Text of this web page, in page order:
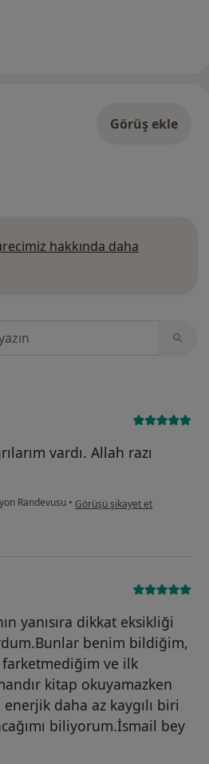
Görüş ekle
hakkında daha
vardı. Allah razı
Randevusu • kullanıcının görüşüne göre h.....
Görüşü şikayet et
yanısıra dikkat eksikliği
benim bildiğim,
ve ilk
kitap okuyamazken
daha az kaygılı biri
biliyorum.İsmail bey